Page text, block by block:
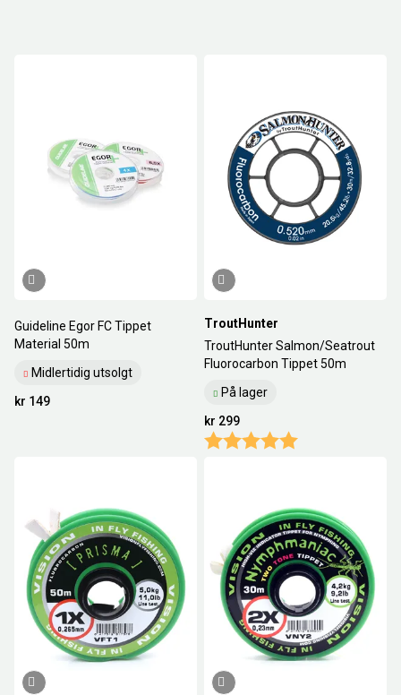
69 NOK NOK 14
Guideline Egor FC Tippet
Material 50m
Midlertidig utsolgt
kr 149
TroutHunter
TroutHunter Salmon/Seatrout
Fluorocarbon Tippet 50m
På lager
kr 299
Karakter: